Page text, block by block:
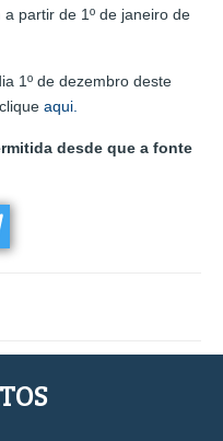
partir de 1º de janeiro de
1º de dezembro deste
aqui.
desde que a fonte